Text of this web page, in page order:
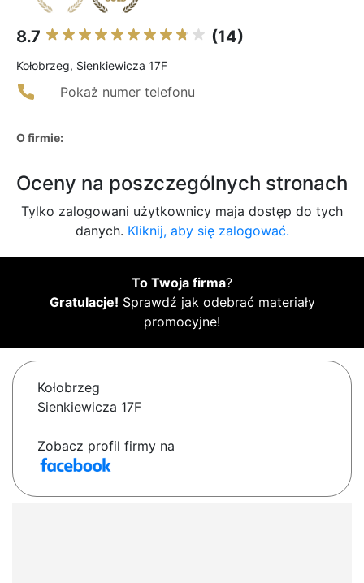
8.7 (14)
Kołobrzeg, Sienkiewicza 17F
Pokaż numer telefonu
O firmie:
Oceny na poszczególnych stronach
Tylko zalogowani użytkownicy maja dostęp do tych
danych. Kliknij, aby się zalogować.
To Twoja firma?
Gratulacje! Sprawdź jak odebrać materiały
promocyjne!
Kołobrzeg
Sienkiewicza 17F
Zobacz profil firmy na